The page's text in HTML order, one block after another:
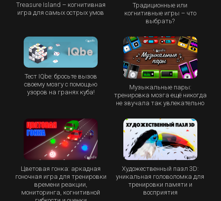
Treasure Island – когнитивная
игра для самых острых умов
Традиционные или
когнитивные игры – что
выбрать?
Тест IQbe: бросьте вызов
своему мозгу с помощью
узоров на гранях куба!
Музыкальные пары:
тренировка мозга ещё никогда
не звучала так увлекательно
Цветовая гонка: аркадная
гоночная игра для тренировки
времени реакции,
мониторинга, когнитивной
Художественный пазл 3D:
уникальная головоломка для
тренировки памяти и
восприятия